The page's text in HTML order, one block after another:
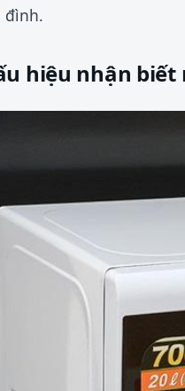
đình.
hiệu nhận